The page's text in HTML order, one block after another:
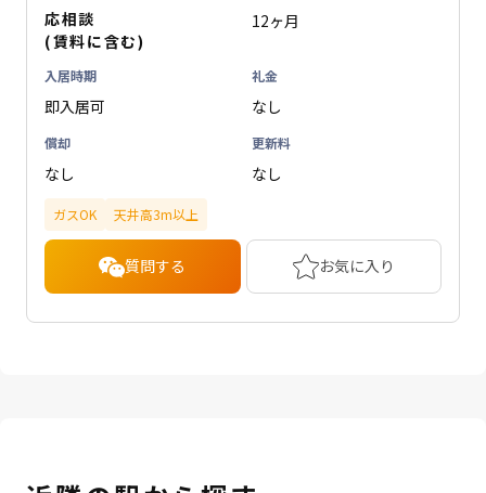
応相談
(賃料に含む)
12ヶ月
入居時期
即入居可
礼金
なし
償却
なし
更新料
なし
ガスOK 天井高3m以上
質問する お気に入り